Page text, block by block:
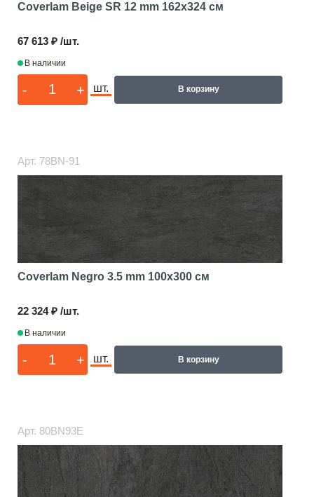
Coverlam Beige SR 12 mm 162x324 см
67 613 ₽ /шт.
В наличии
- + шт. В корзину
Арт. 78BN-91
Coverlam Negro 3.5 mm 100x300 см
22 324 ₽ /шт.
В наличии
- + шт. В корзину
Арт. 80BN93E